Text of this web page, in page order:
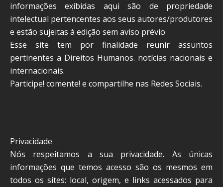
informações exibidas aqui são de propriedade
intelectual pertencentes aos seus autores/produtores
e estão sujeitas à edição sem aviso prévio
Esse site tem por finalidade reunir assuntos
pertinentes a Direitos Humanos. notícias nacionais e
internacionais.
Participe! comente! e compartilhe nas Redes Sociais.
Privacidade
Nós respeitamos a sua privacidade. As únicas
informações que temos acesso são os mesmos em
todos os sites: local, origem, e links acessados para